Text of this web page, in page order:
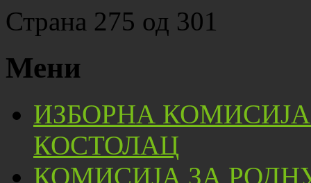
Страна 275 од 301
Мени
ИЗБОРНА
КОСТОЛАЦ
КОМИСИЈА ЗА